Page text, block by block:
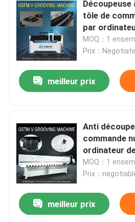
Produits
vidéos
A propos de nous
Découpeuse
tôle de
par
V de
de coupeur
MOQ：1
Prix：Negotiate
meilleur prix
Anti
commande
ordinateur
roulettes de
industrielle
MOQ：1
Prix：
meilleur prix